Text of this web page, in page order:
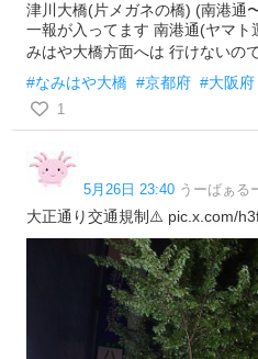
津川大橋(片メガネの橋) (南港通
一報が入ってます 南港通(ヤマ
みはや大橋方面へは 行けないの
#なみはや大橋 #京都府 #大阪府
1
5月26日 23:40 うーばぁる
大正通り交通規制⚠️ pic.x.com/